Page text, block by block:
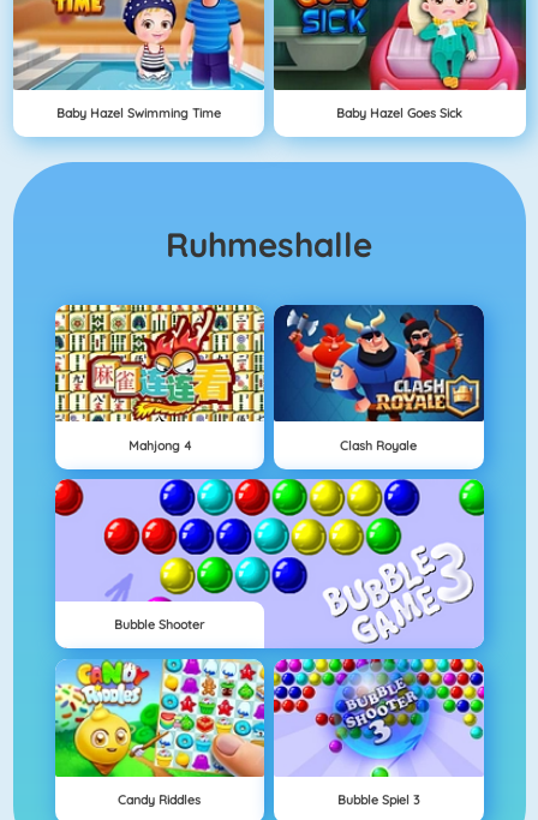
Baby Hazel Swimming Time Baby Hazel Goes Sick
Ruhmeshalle
Mahjong 4 Clash Royale
Bubble Shooter
Candy Riddles Bubble Spiel 3